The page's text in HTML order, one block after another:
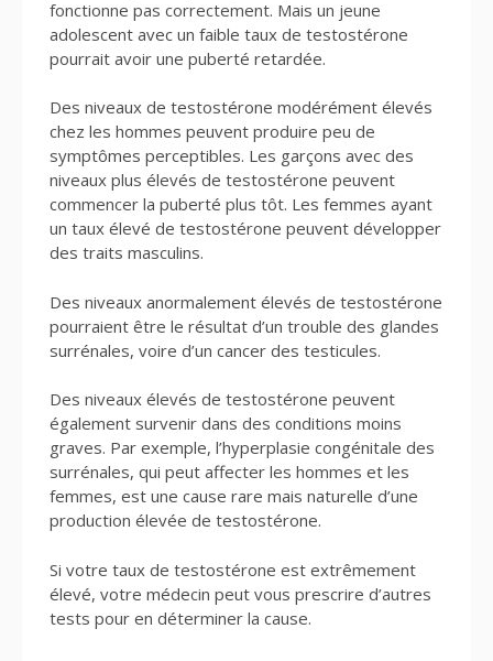
fonctionne pas correctement. Mais un jeune
adolescent avec un faible taux de testostérone
pourrait avoir une puberté retardée.
Des niveaux de testostérone modérément élevés
chez les hommes peuvent produire peu de
symptômes perceptibles. Les garçons avec des
niveaux plus élevés de testostérone peuvent
commencer la puberté plus tôt. Les femmes ayant
un taux élevé de testostérone peuvent développer
des traits masculins.
Des niveaux anormalement élevés de testostérone
pourraient être le résultat d’un trouble des glandes
surrénales, voire d’un cancer des testicules.
Des niveaux élevés de testostérone peuvent
également survenir dans des conditions moins
graves. Par exemple, l’hyperplasie congénitale des
surrénales, qui peut affecter les hommes et les
femmes, est une cause rare mais naturelle d’une
production élevée de testostérone.
Si votre taux de testostérone est extrêmement
élevé, votre médecin peut vous prescrire d’autres
tests pour en déterminer la cause.